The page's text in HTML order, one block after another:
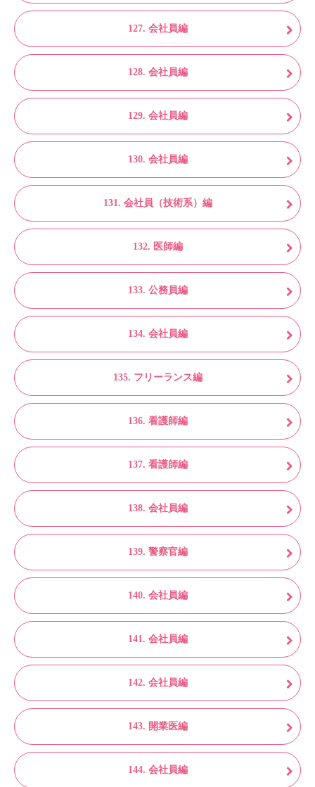
127. 会社員編
128. 会社員編
129. 会社員編
130. 会社員編
131. 会社員（技術系）編
132. 医師編
133. 公務員編
134. 会社員編
135. フリーランス編
136. 看護師編
137. 看護師編
138. 会社員編
139. 警察官編
140. 会社員編
141. 会社員編
142. 会社員編
143. 開業医編
144. 会社員編